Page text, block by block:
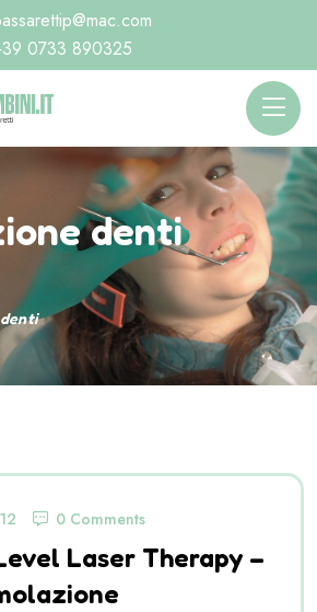
0733 890325
denti
0 Comments
Laser Therapy –